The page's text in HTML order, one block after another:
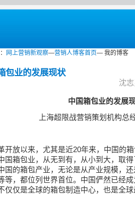
网上营销新观察—营销人博客首页— 我的博客
包业的发展现状
沈
中国箱包业的发展
上海超限战营销策划机构总
开放以来，尤其是近20年来，中国的
国箱包业，从无到有，从小到大，取
国的箱包产业，无论是从产业规模，
等，都位列世界首位。中国俨然已经
仅仅是全球的箱包制造中心，也是全